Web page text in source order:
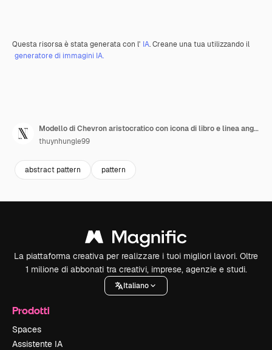
Questa risorsa è stata generata con l' IA. Creane una tua utilizzando il
generatore di immagini IA.
Modello di Chevron aristocratico con icona di libro e linea angolare Arte astratta ispirata alla natura
thuynhungle99
abstract pattern pattern
La piattaforma creativa per realizzare i tuoi migliori lavori. Oltre
1 milione di abbonati tra creativi, imprese, agenzie e studi.
Italiano
Prodotti
Spaces
Assistente IA